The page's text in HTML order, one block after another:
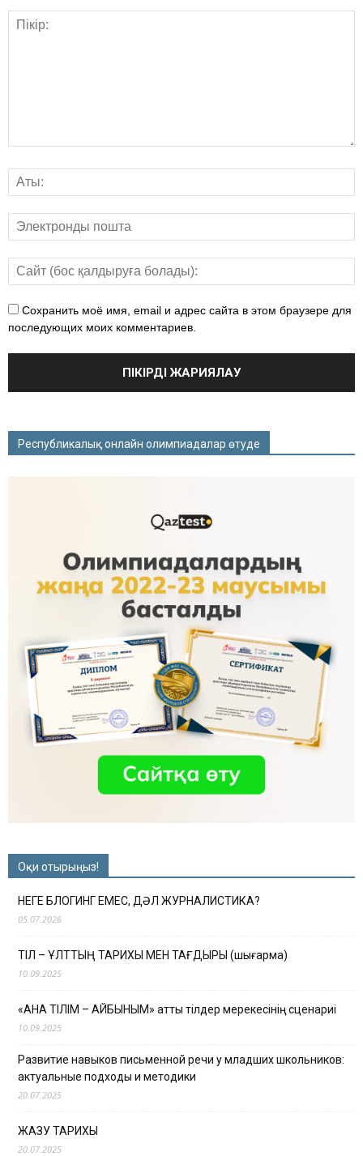
Сохранить моё имя, email и адрес сайта в этом браузере для
последующих моих комментариев.
Республикалық онлайн олимпиадалар өтуде
Оқи отырыңыз!
НЕГЕ БЛОГИНГ ЕМЕС, ДӘЛ ЖУРНАЛИСТИКА?
05.07.2026
ТІЛ – ҰЛТТЫҢ ТАРИХЫ МЕН ТАҒДЫРЫ (шығарма)
10.09.2025
«АНА ТІЛІМ – АЙБЫНЫМ» атты тілдер мерекесінің сценариі
10.09.2025
Развитие навыков письменной речи у младших школьников:
актуальные подходы и методики
20.07.2025
ЖАЗУ ТАРИХЫ
20.07.2025